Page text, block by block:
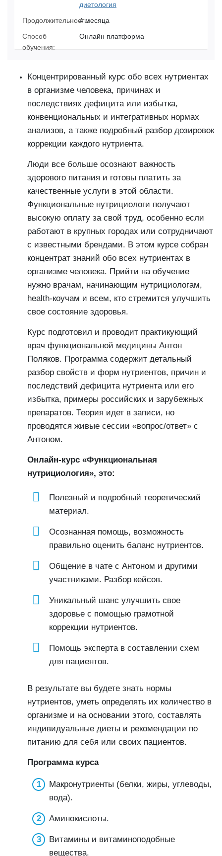
диетология
Продолжительность:4 месяца
Способ
обучения:
Онлайн платформа
Концентрированный курс обо всех нутриентах
в организме человека, причинах и
последствиях дефицита или избытка,
конвенциональных и интегративных нормах
анализов, а также подробный разбор дозировок
коррекции каждого нутриента.
Люди все больше осознают важность
здорового питания и готовы платить за
качественные услуги в этой области.
Функциональные нутрициологи получают
высокую оплату за свой труд, особенно если
работают в крупных городах или сотрудничают
с известными брендами. В этом курсе собран
концентрат знаний обо всех нутриентах в
организме человека. Прийти на обучение
нужно врачам, начинающим нутрициологам,
health-коучам и всем, кто стремится улучшить
свое состояние здоровья.
Курс подготовил и проводит практикующий
врач функциональной медицины Антон
Поляков. Программа содержит детальный
разбор свойств и форм нутриентов, причин и
последствий дефицита нутриента или его
избытка, примеры российских и зарубежных
препаратов. Теория идет в записи, но
проводятся живые сессии «вопрос/ответ» с
Антоном.
Онлайн-курс «Функциональная
нутрициология», это:
Полезный и подробный теоретический
материал.
Осознанная помощь, возможность
правильно оценить баланс нутриентов.
Общение в чате с Антоном и другими
участниками. Разбор кейсов.
Уникальный шанс улучшить свое
здоровье с помощью грамотной
коррекции нутриентов.
Помощь эксперта в составлении схем
для пациентов.
В результате вы будете знать нормы
нутриентов, уметь определять их количество в
организме и на основании этого, составлять
индивидуальные диеты и рекомендации по
питанию для себя или своих пациентов.
Программа курса
Макронутриенты (белки, жиры, углеводы,
вода).
Аминокислоты.
Витамины и витаминоподобные
вещества.